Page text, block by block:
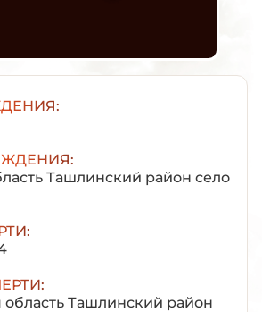
Ташлинский район село
Ташлинский район